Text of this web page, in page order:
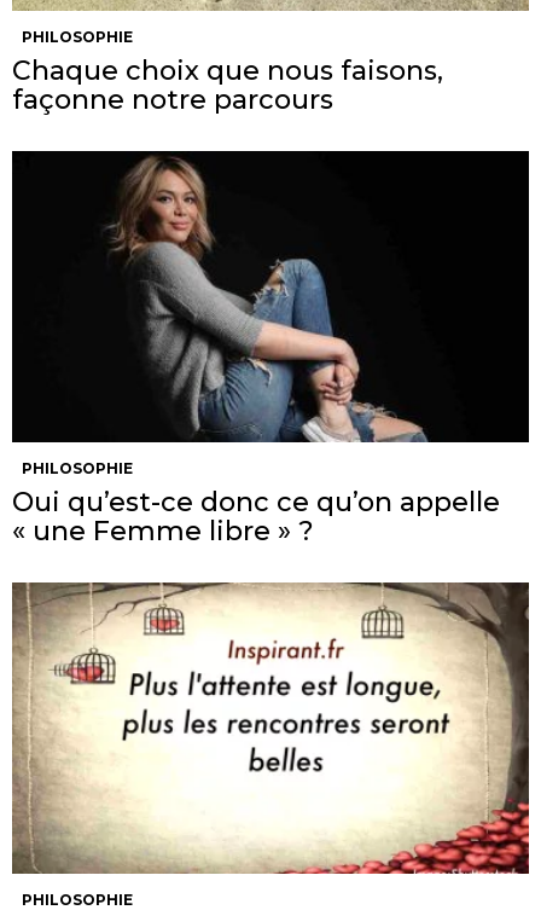
PHILOSOPHIE
Chaque choix que nous faisons,
façonne notre parcours
PHILOSOPHIE
Oui qu’est-ce donc ce qu’on appelle
« une Femme libre » ?
PHILOSOPHIE